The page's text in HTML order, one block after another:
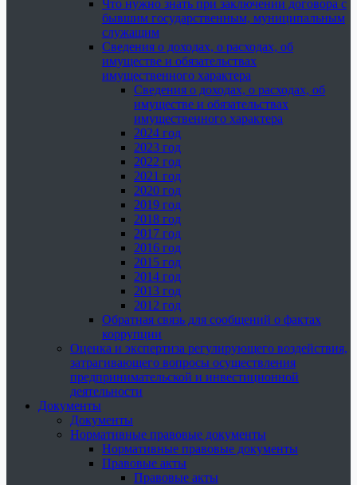
Что нужно знать при заключении договора с
бывшим государственным, муниципальным
служащим
Сведения о доходах, о расходах, об
имуществе и обязательствах
имущественного характера
Сведения о доходах, о расходах, об
имуществе и обязательствах
имущественного характера
2024 год
2023 год
2022 год
2021 год
2020 год
2019 год
2018 год
2017 год
2016 год
2015 год
2014 год
2013 год
2012 год
Обратная связь для сообщений о фактах
коррупции
Оценка и экспертиза регулирующего воздействия,
затрагивающего вопросы осуществления
предпринимательской и инвестиционной
деятельности
Документы
Документы
Нормативные правовые документы
Нормативные правовые документы
Правовые акты
Правовые акты